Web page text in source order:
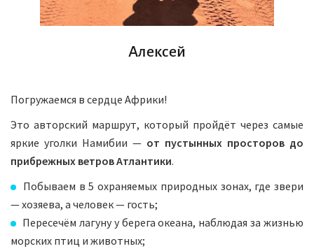
Алексей
Погружаемся в сердце Африки!
Это авторский маршрут, который пройдёт через самые
яркие уголки Намибии — от пустынных просторов до
прибрежных ветров Атлантики.
Побываем в 5 охраняемых природных зонах, где звери
— хозяева, а человек — гость;
Пересечём лагуну у берега океана, наблюдая за жизнью
морских птиц и животных;